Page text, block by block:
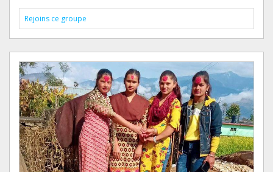
Rejoins ce groupe